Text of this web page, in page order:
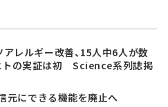
アレルギー改善、15人中6人が数
の実証は初 Science系列誌掲
元にできる機能を廃止へ